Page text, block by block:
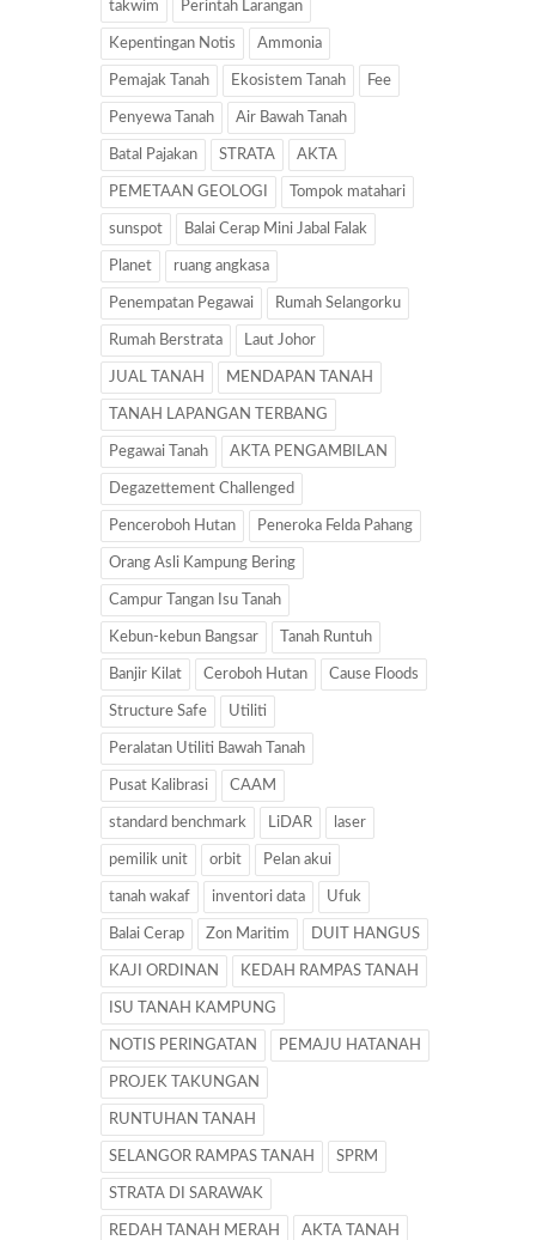
takwim Perintah Larangan
Kepentingan Notis Ammonia
Pemajak Tanah Ekosistem Tanah Fee
Penyewa Tanah Air Bawah Tanah
Batal Pajakan STRATA AKTA
PEMETAAN GEOLOGI Tompok matahari
sunspot Balai Cerap Mini Jabal Falak
Planet ruang angkasa
Penempatan Pegawai Rumah Selangorku
Rumah Berstrata Laut Johor
JUAL TANAH MENDAPAN TANAH
TANAH LAPANGAN TERBANG
Pegawai Tanah AKTA PENGAMBILAN
Degazettement Challenged
Penceroboh Hutan Peneroka Felda Pahang
Orang Asli Kampung Bering
Campur Tangan Isu Tanah
Kebun-kebun Bangsar Tanah Runtuh
Banjir Kilat Ceroboh Hutan Cause Floods
Structure Safe Utiliti
Peralatan Utiliti Bawah Tanah
Pusat Kalibrasi CAAM
standard benchmark LiDAR laser
pemilik unit orbit Pelan akui
tanah wakaf inventori data Ufuk
Balai Cerap Zon Maritim DUIT HANGUS
KAJI ORDINAN KEDAH RAMPAS TANAH
ISU TANAH KAMPUNG
NOTIS PERINGATAN PEMAJU HATANAH
PROJEK TAKUNGAN
RUNTUHAN TANAH
SELANGOR RAMPAS TANAH SPRM
STRATA DI SARAWAK
REDAH TANAH MERAH AKTA TANAH